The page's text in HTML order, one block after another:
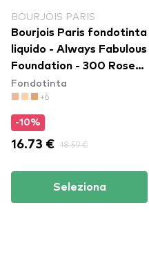
BOURJOIS PARIS
Bourjois Paris fondotinta
liquido - Always Fabulous
Foundation - 300 Rose
Sand
Fondotinta
+6
-10%
16.73 € 18.59 €
Seleziona